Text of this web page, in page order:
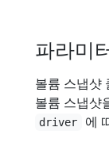
파라미
볼륨 스냅샷
볼륨 스냅샷
driver 에